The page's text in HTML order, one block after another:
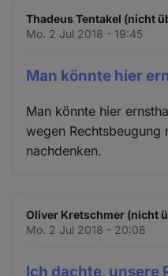
Thadeus Tentakel (nicht
Mo. 2 Jul 2018 - 19:45
Man könnte hier
Man könnte hier
wegen Rechtsbeugung
nachdenken.
Oliver Kretschmer (nicht
Mo. 2 Jul 2018 - 20:08
Ich dachte, unsere